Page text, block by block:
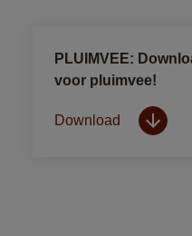
PLUIMVEE:
voor pluimvee!
Download